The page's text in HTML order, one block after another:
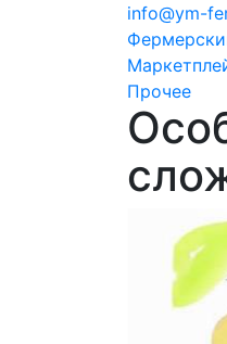
info@ym-
Прочее